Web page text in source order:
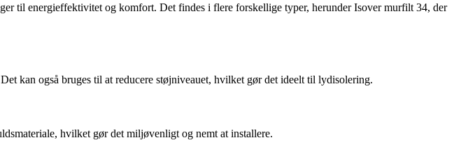
til energieffektivitet og komfort. Det findes i flere forskellige typer, herunder Isover murfilt 34, der
kan også bruges til at reducere støjniveauet, hvilket gør det ideelt til lydisolering.
hvilket gør det miljøvenligt og nemt at installere.